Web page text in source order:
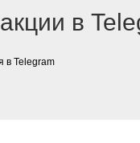
в
в Telegram